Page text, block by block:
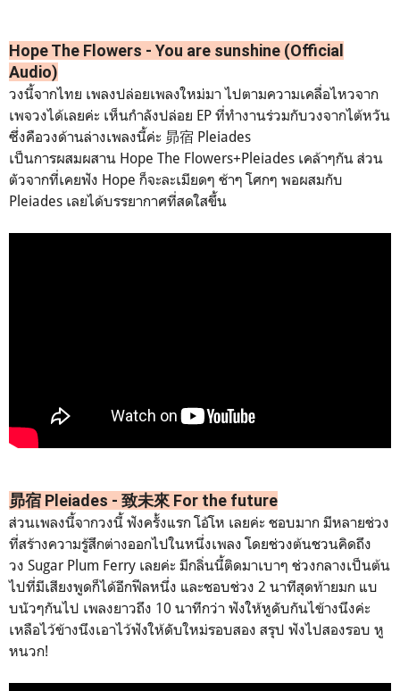
Hope The Flowers - You are sunshine (Official
Audio)
วงนี้จากไทย เพลงปล่อยเพลงใหม่มา ไปตามความเคลื่อไหวจาก
เพจวงได้เลยค่ะ เห็นกำลังปล่อย EP ที่ทำงานร่วมกับวงจากไต้หวัน
ซึ่งคือวงด้านล่างเพลงนี้ค่ะ 昴宿 Pleiades
เป็นการผสมผสาน Hope The Flowers+Pleiades เคล้าๆกัน ส่วน
ตัวจากที่เคยฟัง Hope ก็จะละเมียดๆ ช้าๆ โศกๆ พอผสมกับ
Pleiades เลยได้บรรยากาศที่สดใสขึ้น
昴宿 Pleiades - 致未來 For the future
ส่วนเพลงนี้จากวงนี้ ฟังครั้งแรก โอ้โห เลยค่ะ ชอบมาก มีหลายช่วง
ที่สร้างความรู้สึกต่างออกไปในหนึ่งเพลง โดยช่วงต้นชวนคิดถึง
วง Sugar Plum Ferry เลยค่ะ มีกลิ่นนี้ติดมาเบาๆ ช่วงกลางเป็นต้น
ไปที่มีเสียงพูดก็ได้อีกฟีลหนึ่ง และชอบช่วง 2 นาทีสุดท้ายมก แบ
บนัวๆกันไป เพลงยาวถึง 10 นาทีกว่า ฟังให้หูดับกันไข้างนึงค่ะ
เหลือไว้ข้างนึงเอาไว้ฟังให้ดับใหม่รอบสอง สรุป ฟังไปสองรอบ หู
หนวก!